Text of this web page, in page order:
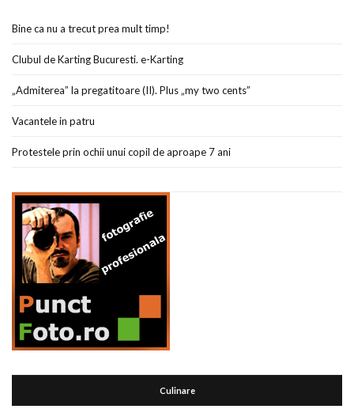
Bine ca nu a trecut prea mult timp!
Clubul de Karting Bucuresti. e-Karting
„Admiterea” la pregatitoare (II). Plus „my two cents”
Vacantele in patru
Protestele prin ochii unui copil de aproape 7 ani
Culinare